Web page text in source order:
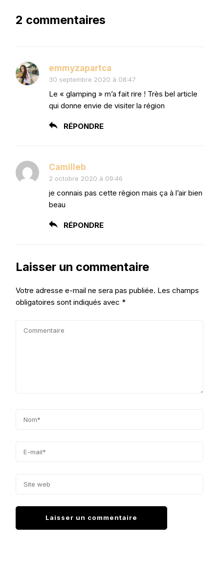
2 commentaires
emmyzapartca
30 septembre 2020 à 08:47
Le « glamping » m’a fait rire ! Très bel article
qui donne envie de visiter la région
RÉPONDRE
Camilleb
2 octobre 2020 à 09:46
je connais pas cette règion mais ça à l’air bien
beau
RÉPONDRE
Laisser un commentaire
Votre adresse e-mail ne sera pas publiée. Les champs
obligatoires sont indiqués avec *